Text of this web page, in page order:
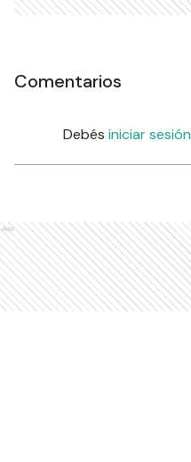
Comentarios
Debés iniciar sesión
Ads